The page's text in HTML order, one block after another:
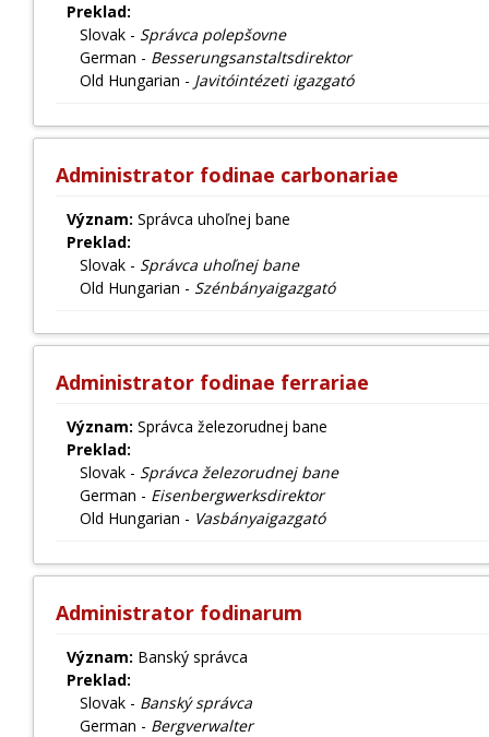
Preklad:
Slovak - Správca polepšovne
German - Besserungsanstaltsdirektor
Old Hungarian - Javitóintézeti igazgató
Administrator fodinae carbonariae
Význam: Správca uhoľnej bane
Preklad:
Slovak - Správca uhoľnej bane
Old Hungarian - Szénbányaigazgató
Administrator fodinae ferrariae
Význam: Správca železorudnej bane
Preklad:
Slovak - Správca železorudnej bane
German - Eisenbergwerksdirektor
Old Hungarian - Vasbányaigazgató
Administrator fodinarum
Význam: Banský správca
Preklad:
Slovak - Banský správca
German - Bergverwalter